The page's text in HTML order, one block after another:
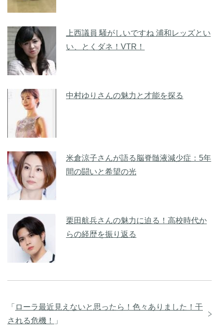
上西議員 騒がしいですね 浦和レッズとい
い、とくダネ！VTR！
中村ゆりさんの魅力と才能を探る
米倉涼子さんが語る脳脊髄液減少症：5年
間の闘いと希望の光
栗田航兵さんの魅力に迫る！高校時代か
らの経歴を振り返る
「 ローラ最近見えないと思ったら！色々ありました！干
される危機！
」